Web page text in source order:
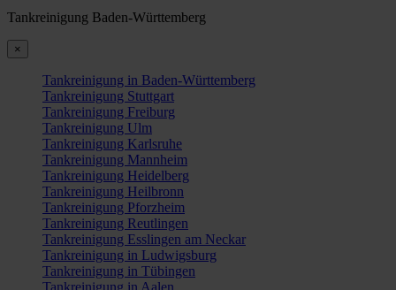
Tankreinigung Baden-Württemberg
×
Tankreinigung in Baden-Württemberg
Tankreinigung Stuttgart
Tankreinigung Freiburg
Tankreinigung Ulm
Tankreinigung Karlsruhe
Tankreinigung Mannheim
Tankreinigung Heidelberg
Tankreinigung Heilbronn
Tankreinigung Pforzheim
Tankreinigung Reutlingen
Tankreinigung Esslingen am Neckar
Tankreinigung in Ludwigsburg
Tankreinigung in Tübingen
Tankreinigung in Aalen